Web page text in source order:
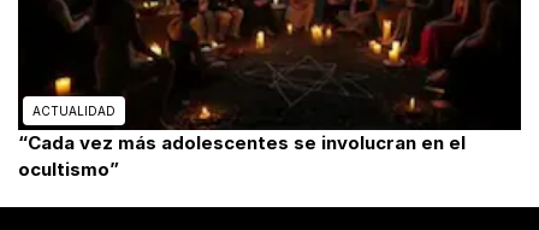
ACTUALIDAD
“Cada vez más adolescentes se involucran en el
ocultismo”